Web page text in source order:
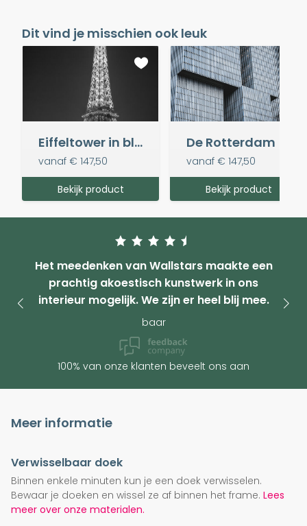
Dit vind je misschien ook leuk
Eiffeltower in black and white
vanaf € 147,50
Bekijk product
De Rotterdam
vanaf € 147,50
Bekijk product
Het meedenken van Wallstars maakte een
prachtig akoestisch kunstwerk in ons
interieur mogelijk. We zijn er heel blij mee.
baar
100% van onze klanten beveelt ons aan
Meer informatie
Verwisselbaar doek
Binnen enkele minuten kun je een doek verwisselen.
Bewaar je doeken en wissel ze af binnen het frame. Lees
meer over onze materialen.